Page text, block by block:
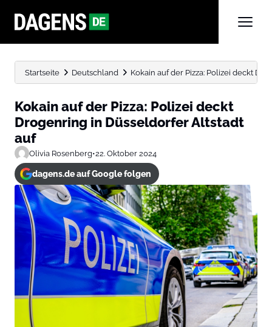
Startseite Deutschland Kokain auf der Pizza: Polizei deckt
Kokain auf der Pizza: Polizei deckt
Drogenring in Düsseldorfer Altstadt
auf
Olivia Rosenberg•22. Oktober 2024
dagens.de auf Google folgen